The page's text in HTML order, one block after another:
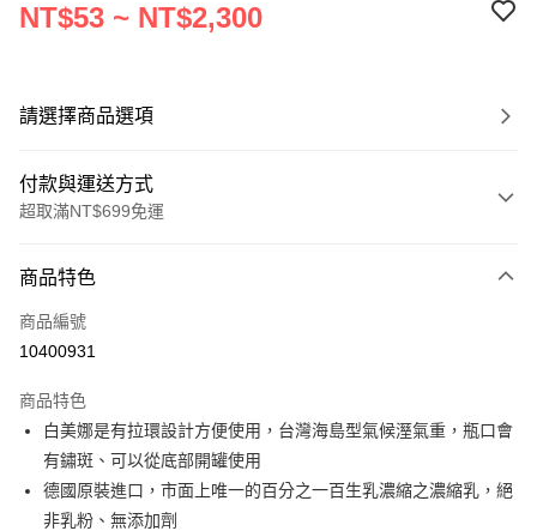
NT$53 ~ NT$2,300
請選擇商品選項
付款與運送方式
超取滿NT$699免運
信用卡一次付款
Apple Pay
運送方式
• 付款後全家取貨
每筆NT$60，滿NT$699(含以上)免運費
• 付款後7-11取貨
商品特色
商品編號
10400931
商品特色
白美娜是有拉環設計方便使用，台灣海島型氣候溼氣重，瓶口會
有鏽斑、可以從底部開罐使用
德國原裝進口，市面上唯一的百分之一百生乳濃縮之濃縮乳，絕
非乳粉、無添加劑